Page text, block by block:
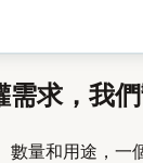
需求，我
數量和用途，一